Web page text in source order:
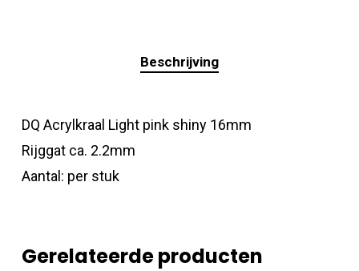
Beschrijving
DQ Acrylkraal Light pink shiny 16mm
Rijggat ca. 2.2mm
Aantal: per stuk
Gerelateerde producten